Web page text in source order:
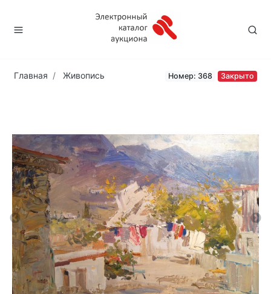
Главная Живопись Номер: 368 Закрыто